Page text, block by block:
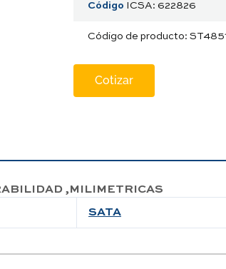
Código ICSA: 622826
Código de producto:
Cotizar
,MILIMETRICAS
SATA